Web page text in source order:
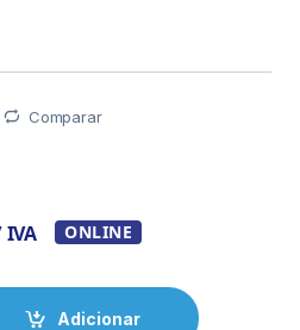
Comparar
IVA ONLINE
Adicionar